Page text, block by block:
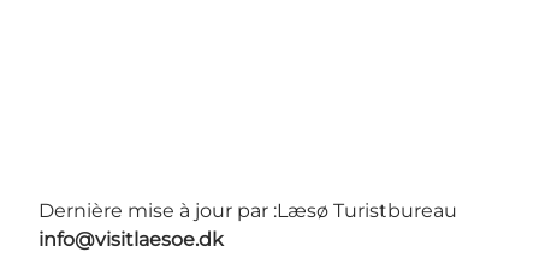
Dernière mise à jour par :Læsø Turistbureau
info@visitlaesoe.dk